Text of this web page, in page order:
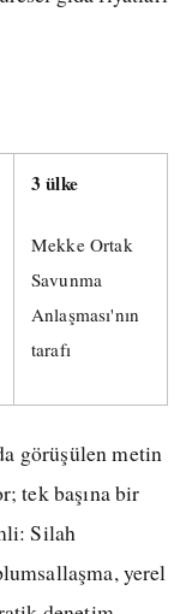
3 ülke
Mekke Ortak
Savunma
Anlaşması'nın
tarafı
görüşülen metin
tek başına bir
Silah
yerel